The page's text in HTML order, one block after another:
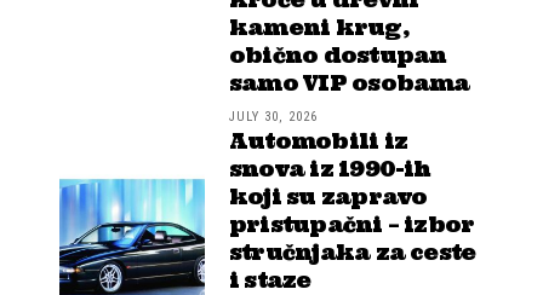
kameni krug,
obično dostupan
samo VIP osobama
JULY 30, 2026
Automobili iz
snova iz 1990-ih
koji su zapravo
pristupačni – izbor
stručnjaka za ceste
i staze